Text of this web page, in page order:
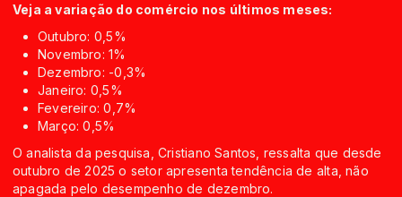
Veja a variação do comércio nos últimos meses:
Outubro: 0,5%
Novembro: 1%
Dezembro: -0,3%
Janeiro: 0,5%
Fevereiro: 0,7%
Março: 0,5%
O analista da pesquisa, Cristiano Santos, ressalta que desde
outubro de 2025 o setor apresenta tendência de alta, não
apagada pelo desempenho de dezembro.